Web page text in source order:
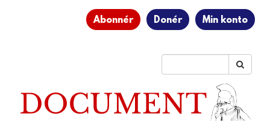
Abonnér Donér Min konto